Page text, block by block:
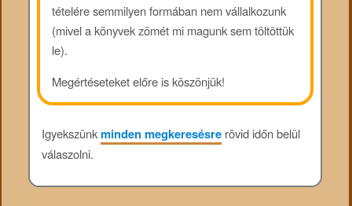
tételére semmilyen formában nem vállalkozunk
(mivel a könyvek zömét mi magunk sem töltöttük
le).
Megértéseteket előre is köszönjük!
Igyekszünkminden megkeresésrerövid időn belül
válaszolni.